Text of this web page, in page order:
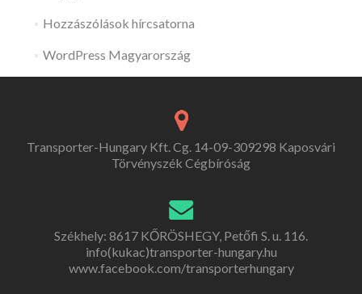
Hozzászólások hírcsatorna
WordPress Magyarország
Transporter-Hungary Kft. Cg. 14-09-309298 Kaposvári
Törvényszék Cégbíróság
Székhely: 8617 KŐRÖSHEGY, Petőfi S. u. 116.
info(kukac)transporter-hungary.hu
www.facebook.com/transporterhungary